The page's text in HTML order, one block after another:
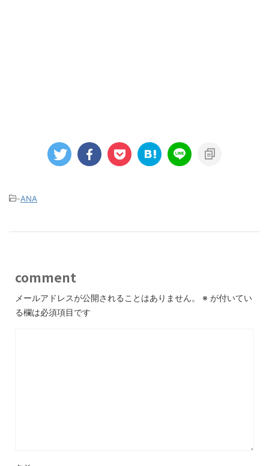
-ANA
comment
メールアドレスが公開されることはありません。 ※ が付いてい
る欄は必須項目です